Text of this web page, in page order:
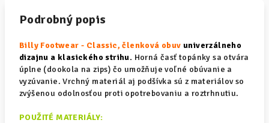
Podrobný popis
Billy Footwear - Classic, členková obuv univerzálneho
dizajnu a klasického strihu. Horná časť topánky sa otvára
úplne (dookola na zips) čo umožňuje voľné obúvanie a
vyzúvanie. Vrchný materiál aj podšívka sú z materiálov so
zvýšenou odolnosťou proti opotrebovaniu a roztrhnutiu.
POUŽITÉ MATERIÁLY: